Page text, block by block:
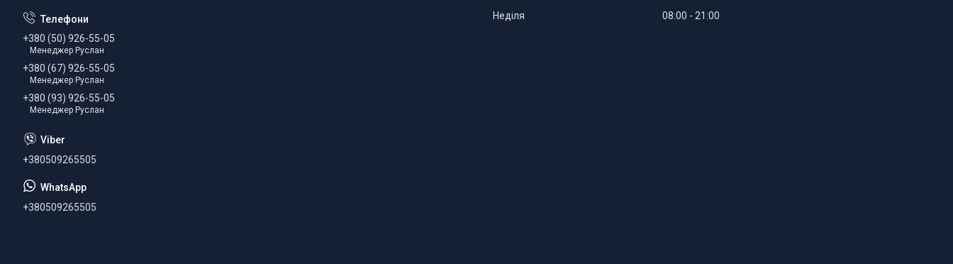
+380 (50) 926-55-05
Менеджер Руслан
+380 (67) 926-55-05
Менеджер Руслан
+380 (93) 926-55-05
Менеджер Руслан
+380509265505
+380509265505
Неділя
08:00 21:00